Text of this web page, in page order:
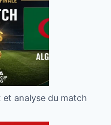
et analyse du match